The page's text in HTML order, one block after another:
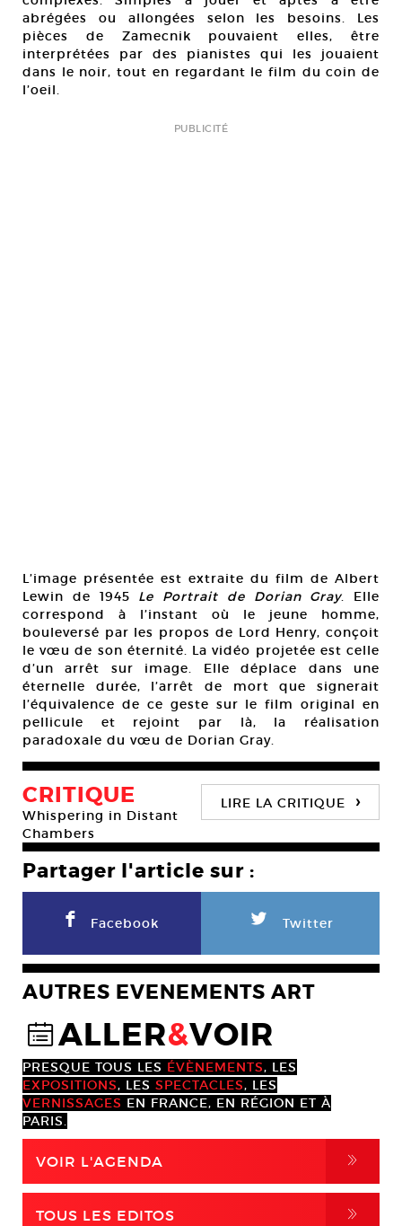
abrégées ou allongées selon les besoins. Les
pièces de Zamecnik pouvaient elles, être
interprétées par des pianistes qui les jouaient
dans le noir, tout en regardant le film du coin de
l’oeil.
PUBLICITÉ
L’image présentée est extraite du film de Albert
Lewin de 1945 Le Portrait de Dorian Gray. Elle
correspond à l’instant où le jeune homme,
bouleversé par les propos de Lord Henry, conçoit
le vœu de son éternité. La vidéo projetée est celle
d’un arrêt sur image. Elle déplace dans une
éternelle durée, l’arrêt de mort que signerait
l’équivalence de ce geste sur le film original en
pellicule et rejoint par là, la réalisation
paradoxale du vœu de Dorian Gray.
CRITIQUE
Whispering in Distant
Chambers
LIRE LA CRITIQUE ›
Partager l'article sur :
F Facebook L Twitter
AUTRES EVENEMENTS ART
@ALLER&VOIR
PRESQUE TOUS LES ÉVÈNEMENTS, LES
EXPOSITIONS, LES SPECTACLES, LES
VERNISSAGES EN FRANCE, EN RÉGION ET À
PARIS.
VOIR L'AGENDA ,
TOUS LES EDITOS ,